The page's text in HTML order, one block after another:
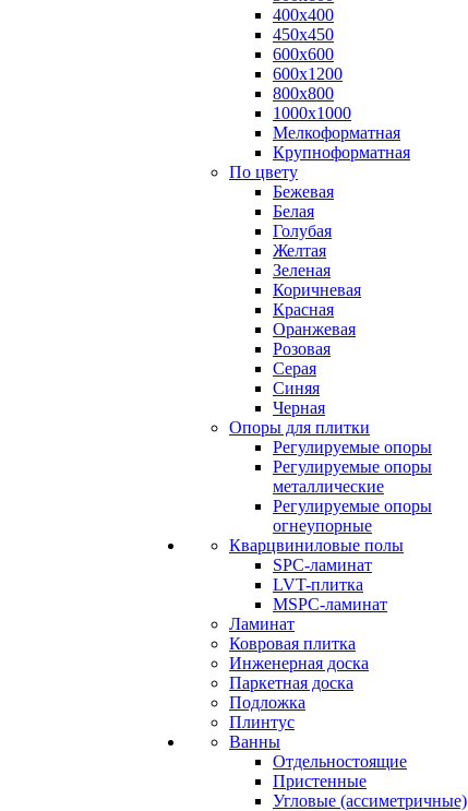
400х400
450х450
600х600
600х1200
800х800
1000х1000
Мелкоформатная
Крупноформатная
По цвету
Бежевая
Белая
Голубая
Желтая
Зеленая
Коричневая
Красная
Оранжевая
Розовая
Серая
Синяя
Черная
Опоры для плитки
Регулируемые опоры
Регулируемые опоры
металлические
Регулируемые опоры
огнеупорные
Кварцвиниловые полы
SPC-ламинат
LVT-плитка
MSPC-ламинат
Ламинат
Ковровая плитка
Инженерная доска
Паркетная доска
Подложка
Плинтус
Ванны
Отдельностоящие
Пристенные
Угловые (ассиметричные)